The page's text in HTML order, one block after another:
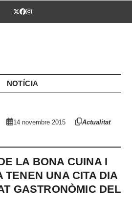
Twitter
Facebook
Instagram
NOTÍCIA
14 novembre 2015 Actualitat
LA BONA CUINA I
TENEN UNA CITA DIA
GASTRONÒMIC DEL